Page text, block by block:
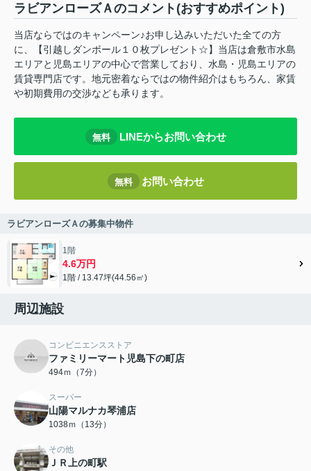
ラビアンローズＡのコメント(おすすめポイント)
当店ならではのキャンペーン♪お申し込みいただいた全ての方
に、【引越しダンボール１０枚プレゼント☆】当店は倉敷市水島
エリアと児島エリアの中心で営業しており、水島・児島エリアの
賃貸専門店です。地元密着ならではの物件紹介はもちろん、家賃
や初期費用の交渉なども承ります。
無料 LINEからお問い合わせ
無料 お問い合わせ
ラビアンローズＡの募集中物件
1階
4.6万円
1階 / 13.47坪(44.56㎡)
周辺施設
コンビニエンスストア
ファミリーマート児島下の町店
494ｍ（7分）
スーパー
山陽マルナカ琴浦店
1038ｍ（13分）
その他
ＪＲ上の町駅